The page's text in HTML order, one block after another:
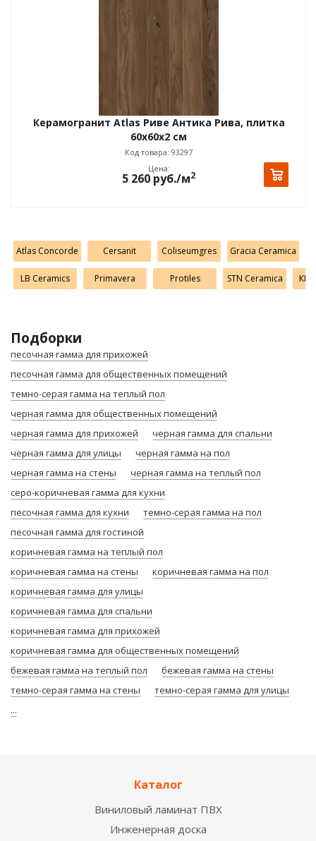
Керамогранит Atlas Риве Антика Рива, плитка
60x60x2 см
Код товара: 93297
Цена:
5 260 руб./м2
Atlas Concorde Cersanit Coliseumgres Gracia Ceramica
LB Ceramics Primavera Protiles STN Ceramica
Подборки
песочная гамма для прихожей
песочная гамма для общественных помещений
темно-серая гамма на теплый пол
черная гамма для общественных помещений
черная гамма для прихожей
черная гамма для спальни
черная гамма для улицы
черная гамма на пол
черная гамма на стены
черная гамма на теплый пол
серо-коричневая гамма для кухни
песочная гамма для кухни
темно-серая гамма на пол
песочная гамма для гостиной
коричневая гамма на теплый пол
коричневая гамма на стены
коричневая гамма на пол
коричневая гамма для улицы
коричневая гамма для спальни
коричневая гамма для прихожей
коричневая гамма для общественных помещений
бежевая гамма на теплый пол
бежевая гамма на стены
темно-серая гамма на стены
темно-серая гамма для улицы
...
Каталог
Виниловый ламинат ПВХ
Инженерная доска